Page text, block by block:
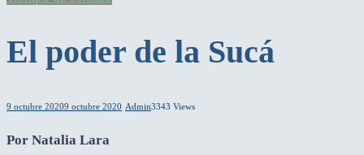
El poder de la Sucá
9 octubre 20209 octubre 2020 Admin3343 Views
Por Natalia Lara